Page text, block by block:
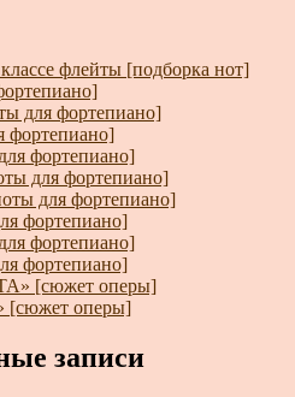
флейты [подборка нот]
для фортепиано]
фортепиано]
фортепиано]
для фортепиано]
для фортепиано]
фортепиано]
фортепиано]
фортепиано]
[сюжет оперы]
оперы]
записи